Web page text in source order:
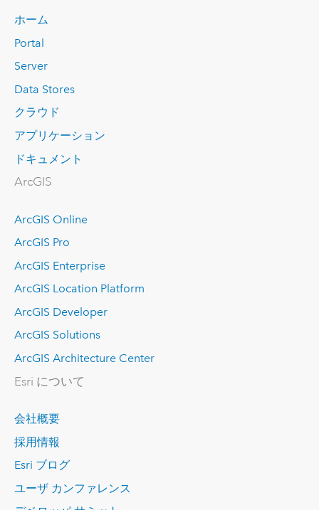
ホーム
Portal
Server
Data Stores
クラウド
アプリケーション
ドキュメント
ArcGIS
ArcGIS Online
ArcGIS Pro
ArcGIS Enterprise
ArcGIS Location Platform
ArcGIS Developer
ArcGIS Solutions
ArcGIS Architecture Center
Esri について
会社概要
採用情報
Esri ブログ
ユーザ カンファレンス